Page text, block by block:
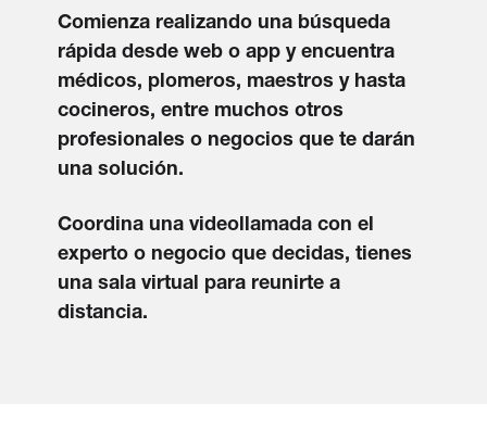
Comienza realizando una búsqueda
rápida desde web o app y encuentra
médicos, plomeros, maestros y hasta
cocineros, entre muchos otros
profesionales o negocios que te darán
una solución.
Coordina una videollamada con el
experto o negocio que decidas, tienes
una sala virtual para reunirte a
distancia.